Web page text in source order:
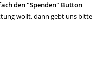
den "Spenden" Button
wollt, dann gebt uns bitte